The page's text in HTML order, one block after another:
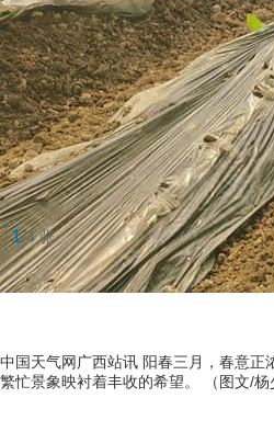
1/4 张
中国天气网广西站讯 阳春三月，春意
繁忙景象映衬着丰收的希望。 （图文/杨